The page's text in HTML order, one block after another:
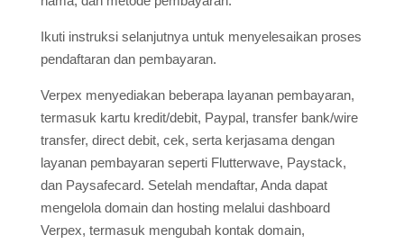
Ikuti instruksi selanjutnya untuk menyelesaikan proses
pendaftaran dan pembayaran.
Verpex menyediakan beberapa layanan pembayaran,
termasuk kartu kredit/debit, Paypal, transfer bank/wire
transfer, direct debit, cek, serta kerjasama dengan
layanan pembayaran seperti Flutterwave, Paystack,
dan Paysafecard. Setelah mendaftar, Anda dapat
mengelola domain dan hosting melalui dashboard
Verpex, termasuk mengubah kontak domain,